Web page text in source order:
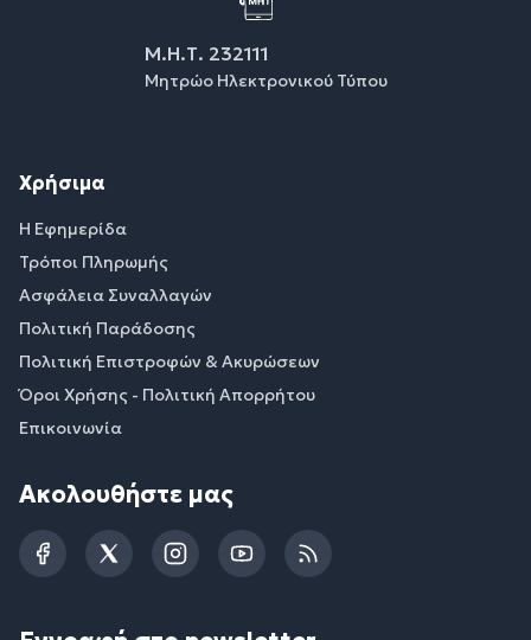
Μ.Η.Τ. 232111
Μητρώο Ηλεκτρονικού Τύπου
Χρήσιμα
Η Εφημερίδα
Τρόποι Πληρωμής
Ασφάλεια Συναλλαγών
Πολιτική Παράδοσης
Πολιτική Επιστροφών & Ακυρώσεων
Όροι Χρήσης - Πολιτική Απορρήτου
Επικοινωνία
Ακολουθήστε μας
FacebookTwitterInstagramYouTubeRSS